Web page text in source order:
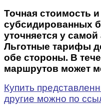
Точная стоимость
субсидированных
уточняется у
Льготные тарифы
обе стороны. В
маршрутов может
Купить
другие можно по